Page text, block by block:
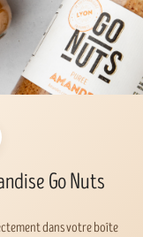
Go Nuts
dans votre boîte